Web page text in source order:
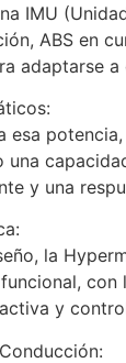
IMU
ABS en
adaptarse
esa
una
y una
la
con
y